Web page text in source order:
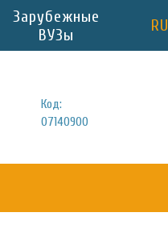
Зарубежные
ВУЗы
RU
Код:
07140900